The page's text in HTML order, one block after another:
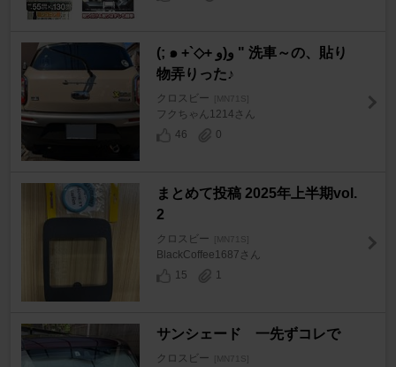
(; ๑ +`◇+ و(و " 洗車～の、貼り
物弄りった♪
クロスビー [MN71S]
フクちゃん1214さん
46
0
まとめて投稿 2025年上半期vol.
2
クロスビー [MN71S]
BlackCoffee1687さん
15
1
サンシェード 一先ずコレで
クロスビー [MN71S]